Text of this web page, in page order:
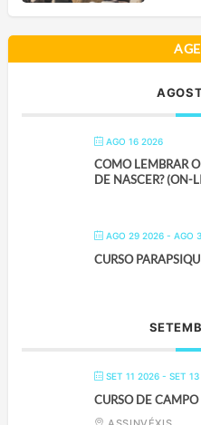
AGO 16 2026
COMO LEMBRAR
DE NASCER? (ON-
AGO 29 2026- AGO
CURSO
SET 11 2026- SET 13
CURSO DE